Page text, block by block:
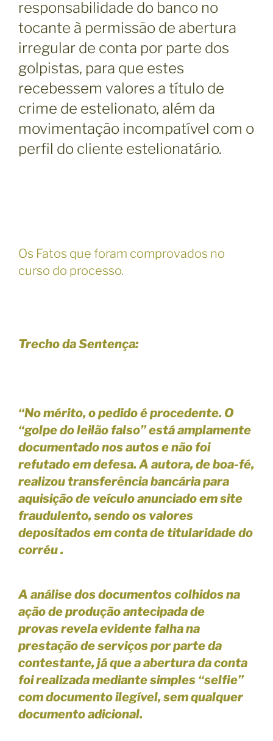
responsabilidade do banco no
tocante à permissão de abertura
irregular de conta por parte dos
golpistas, para que estes
recebessem valores a título de
crime de estelionato, além da
movimentação incompatível com o
perfil do cliente estelionatário.
Os Fatos que foram comprovados no
curso do processo.
Trecho da Sentença:
“No mérito, o pedido é procedente. O
“golpe do leilão falso” está amplamente
documentado nos autos e não foi
refutado em defesa. A autora, de boa-fé,
realizou transferência bancária para
aquisição de veículo anunciado em site
fraudulento, sendo os valores
depositados em conta de titularidade do
corréu .
A análise dos documentos colhidos na
ação de produção antecipada de
provas revela evidente falha na
prestação de serviços por parte da
contestante, já que a abertura da conta
foi realizada mediante simples “selfie”
com documento ilegível, sem qualquer
documento adicional.